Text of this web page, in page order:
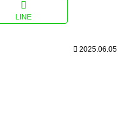
LINE
2025.06.05